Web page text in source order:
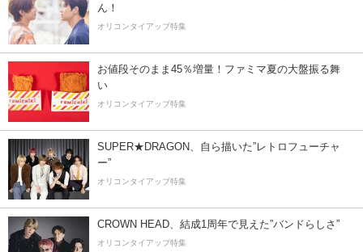
ん！
オリコンタイアップ特集
お値段そのまま45％増量！ファミマ夏の大盤振る舞
い
オリコンタイアップ特集
SUPER★DRAGON、自ら描いた”レトロフューチャ
ー”
オリコンタイアップ特集
CROWN HEAD、結成1周年で見えた”バンドらしさ”
オリコンタイアップ特集